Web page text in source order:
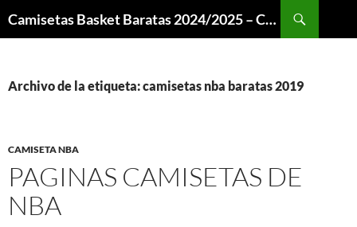
Camisetas Basket Baratas 2024/2025 – Camisetas NBA
Archivo de la etiqueta: camisetas nba baratas 2019
CAMISETA NBA
PAGINAS CAMISETAS DE
NBA